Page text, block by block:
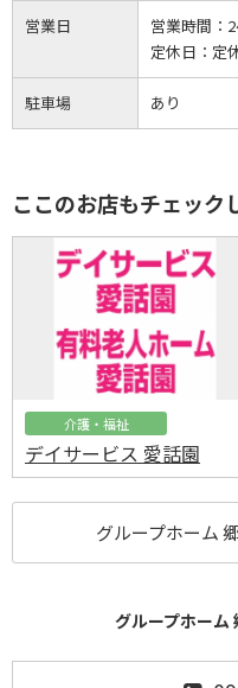
営業日 営業時間：
定休日： 定
駐車場 あり
ここのお店もチェック
介護・福祉
デイサービス 愛話園
グループホーム
グループホーム